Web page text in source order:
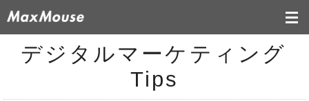
デジタルマーケティング
Tips